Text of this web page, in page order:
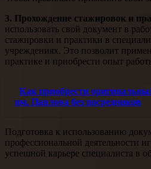
3. Прохождение стажировок и
использовать свой документ в
стажировки и практики в
учреждениях. Это позволит
практике и приобрести опыт
Как приобрести
им. Павлова без посредников
Подготовка к использованию
профессиональной деятельности
успешной карьере специалиста в